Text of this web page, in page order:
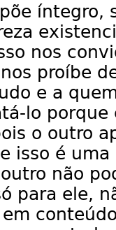
íntegro,
nos
proíbe
e a
lo
o outro
isso é
não
para ele,